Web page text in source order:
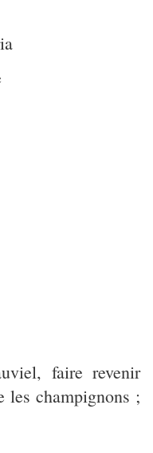
faire revenir
les champignons ;